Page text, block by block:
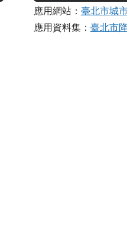
應用網站： 臺北市城
應用資料集： 臺北市